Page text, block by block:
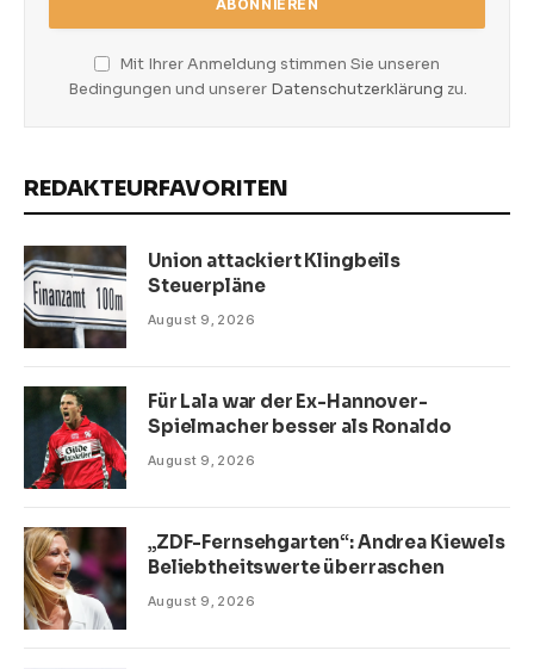
Mit Ihrer Anmeldung stimmen Sie unseren
Bedingungen und unserer Datenschutzerklärung zu.
REDAKTEURFAVORITEN
Union attackiert Klingbeils
Steuerpläne
August 9, 2026
Für Lala war der Ex-Hannover-
Spielmacher besser als Ronaldo
August 9, 2026
„ZDF-Fernsehgarten“: Andrea Kiewels
Beliebtheitswerte überraschen
August 9, 2026